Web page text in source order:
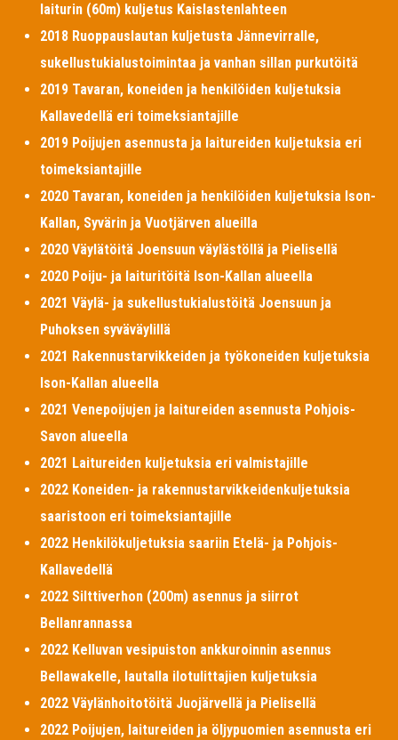
laiturin (60m) kuljetus Kaislastenlahteen
2018 Ruoppauslautan kuljetusta Jännevirralle,
sukellustukialustoimintaa ja vanhan sillan purkutöitä
2019 Tavaran, koneiden ja henkilöiden kuljetuksia
Kallavedellä eri toimeksiantajille
2019 Poijujen asennusta ja laitureiden kuljetuksia eri
toimeksiantajille
2020 Tavaran, koneiden ja henkilöiden kuljetuksia Ison-
Kallan, Syvärin ja Vuotjärven alueilla
2020 Väylätöitä Joensuun väylästöllä ja Pielisellä
2020 Poiju- ja laituritöitä Ison-Kallan alueella
2021 Väylä- ja sukellustukialustöitä Joensuun ja
Puhoksen syväväylillä
2021 Rakennustarvikkeiden ja työkoneiden kuljetuksia
Ison-Kallan alueella
2021 Venepoijujen ja laitureiden asennusta Pohjois-
Savon alueella
2021 Laitureiden kuljetuksia eri valmistajille
2022 Koneiden- ja rakennustarvikkeidenkuljetuksia
saaristoon eri toimeksiantajille
2022 Henkilökuljetuksia saariin Etelä- ja Pohjois-
Kallavedellä
2022 Silttiverhon (200m) asennus ja siirrot
Bellanrannassa
2022 Kelluvan vesipuiston ankkuroinnin asennus
Bellawakelle, lautalla ilotulittajien kuljetuksia
2022 Väylänhoitotöitä Juojärvellä ja Pielisellä
2022 Poijujen, laitureiden ja öljypuomien asennusta eri